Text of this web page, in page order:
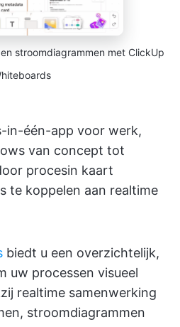
stroomdiagrammen met ClickUp
in-één-app voor werk,
van concept tot
procesin kaart
te koppelen aan realtime
biedt u een overzichtelijk,
uw processen visueel
realtime samenwerking
stroomdiagrammen